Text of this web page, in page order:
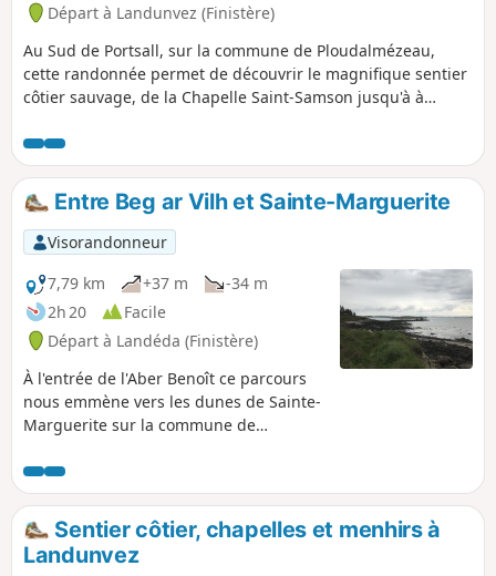
Départ à Landunvez (Finistère)
Au Sud de Portsall, sur la commune de Ploudalmézeau,
cette randonnée permet de découvrir le magnifique sentier
côtier sauvage, de la Chapelle Saint-Samson jusqu'à à
que l'Amoco-Cadiz s'est échoué en 1978. Le retour par les
terres permet de rejoindre le point de départ.
Entre Beg ar Vilh et Sainte-Marguerite
Visorandonneur
7,79 km
+37 m
-34 m
2h 20
Facile
Départ à Landéda (Finistère)
À l'entrée de l'Aber Benoît ce parcours
nous emmène vers les dunes de Sainte-
Marguerite sur la commune de
magnifique, ce que les surfers ont
compris. La profondeur de l'anse de
Broennou permet un contraste de
couleurs entre l'eau et le ciel, si
toutefois le temps le permet.
Sentier côtier, chapelles et menhirs à
Landunvez